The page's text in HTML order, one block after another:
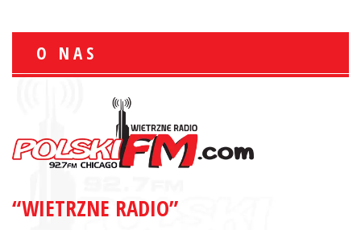
O NAS
“WIETRZNE RADIO”